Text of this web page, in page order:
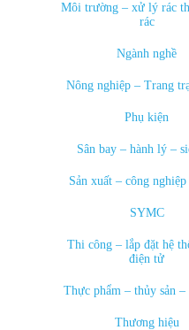
Môi trường – xử lý rác
rác
Ngành nghề
Nông nghiệp – Trang
Phụ kiện
Sân bay – hành lý –
Sản xuất – công nghiệp
SYMC
Thi công – lắp đặt hệ
điện tử
Thực phẩm – thủy sản –
Thương hiệu